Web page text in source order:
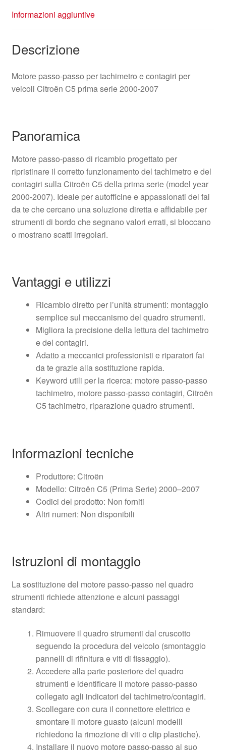
Informazioni aggiuntive
Descrizione
Motore passo-passo per tachimetro e contagiri per
veicoli Citroën C5 prima serie 2000-2007
Panoramica
Motore passo-passo di ricambio progettato per
ripristinare il corretto funzionamento del tachimetro e del
contagiri sulla Citroën C5 della prima serie (model year
2000-2007). Ideale per autofficine e appassionati del fai
da te che cercano una soluzione diretta e affidabile per
strumenti di bordo che segnano valori errati, si bloccano
o mostrano scatti irregolari.
Vantaggi e utilizzi
Ricambio diretto per l’unità strumenti: montaggio
semplice sul meccanismo del quadro strumenti.
Migliora la precisione della lettura del tachimetro
e del contagiri.
Adatto a meccanici professionisti e riparatori fai
da te grazie alla sostituzione rapida.
Keyword utili per la ricerca: motore passo-passo
tachimetro, motore passo-passo contagiri, Citroën
C5 tachimetro, riparazione quadro strumenti.
Informazioni tecniche
Produttore: Citroën
Modello: Citroën C5 (Prima Serie) 2000–2007
Codici del prodotto: Non forniti
Altri numeri: Non disponibili
Istruzioni di montaggio
La sostituzione del motore passo-passo nel quadro
strumenti richiede attenzione e alcuni passaggi
standard:
Rimuovere il quadro strumenti dal cruscotto
seguendo la procedura del veicolo (smontaggio
pannelli di rifinitura e viti di fissaggio).
Accedere alla parte posteriore del quadro
strumenti e identificare il motore passo-passo
collegato agli indicatori del tachimetro/contagiri.
Scollegare con cura il connettore elettrico e
smontare il motore guasto (alcuni modelli
richiedono la rimozione di viti o clip plastiche).
Installare il nuovo motore passo-passo al suo